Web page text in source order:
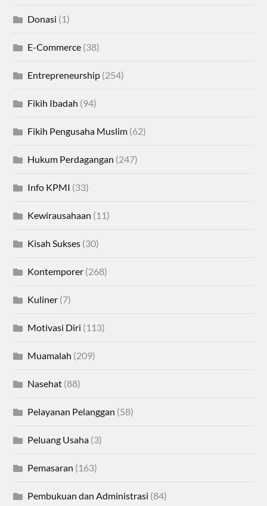
Donasi (1)
E-Commerce (38)
Entrepreneurship (254)
Fikih Ibadah (94)
Fikih Pengusaha Muslim (62)
Hukum Perdagangan (247)
Info KPMI (33)
Kewirausahaan (11)
Kisah Sukses (30)
Kontemporer (268)
Kuliner (7)
Motivasi Diri (113)
Muamalah (209)
Nasehat (88)
Pelayanan Pelanggan (58)
Peluang Usaha (3)
Pemasaran (163)
Pembukuan dan Administrasi (84)